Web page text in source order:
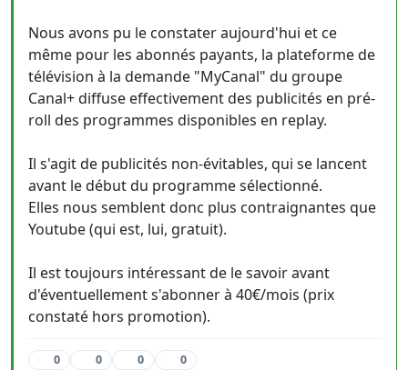
Nous avons pu le constater aujourd'hui et ce
même pour les abonnés payants, la plateforme de
télévision à la demande "MyCanal" du groupe
Canal+ diffuse effectivement des publicités en pré-
roll des programmes disponibles en replay.
Il s'agit de publicités non-évitables, qui se lancent
avant le début du programme sélectionné.
Elles nous semblent donc plus contraignantes que
Youtube (qui est, lui, gratuit).
Il est toujours intéressant de le savoir avant
d'éventuellement s'abonner à 40€/mois (prix
constaté hors promotion).
0 0 0 0